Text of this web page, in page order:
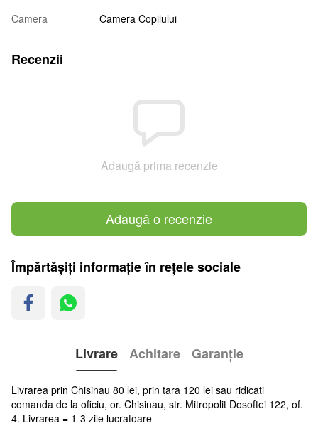
Camera Camera Copilului
Recenzii
Adaugă prima recenzie
Adaugă o recenzie
Împărtășiți informație în rețele sociale
Livrare Achitare Garanție
Livrarea prin Chisinau 80 lei, prin tara 120 lei sau ridicati
comanda de la oficiu, or. Chisinau, str. Mitropolit Dosoftei 122, of.
4. Livrarea = 1-3 zile lucratoare